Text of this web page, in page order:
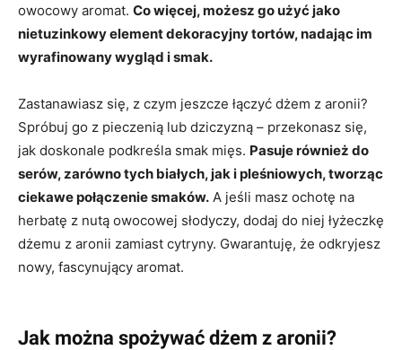
owocowy aromat. Co więcej, możesz go użyć jako
nietuzinkowy element dekoracyjny tortów, nadając im
wyrafinowany wygląd i smak.
Zastanawiasz się, z czym jeszcze łączyć dżem z aronii?
Spróbuj go z pieczenią lub dziczyzną – przekonasz się,
jak doskonale podkreśla smak mięs. Pasuje również do
serów, zarówno tych białych, jak i pleśniowych, tworząc
ciekawe połączenie smaków. A jeśli masz ochotę na
herbatę z nutą owocowej słodyczy, dodaj do niej łyżeczkę
dżemu z aronii zamiast cytryny. Gwarantuję, że odkryjesz
nowy, fascynujący aromat.
Jak można spożywać dżem z aronii?